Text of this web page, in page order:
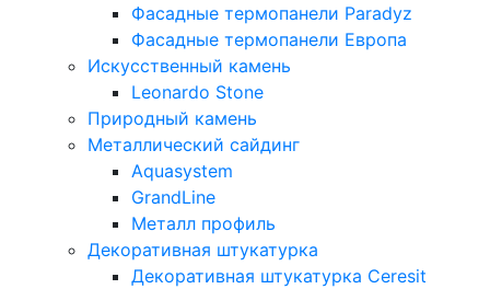
Фасадные термопанели Paradyz
Фасадные термопанели Европа
Искусственный камень
Leonardo Stone
Природный камень
Металлический сайдинг
Aquasystem
GrandLine
Металл профиль
Декоративная штукатурка
Декоративная штукатурка Ceresit